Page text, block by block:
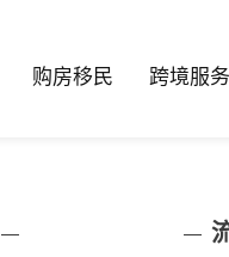
购房移民 跨境服务